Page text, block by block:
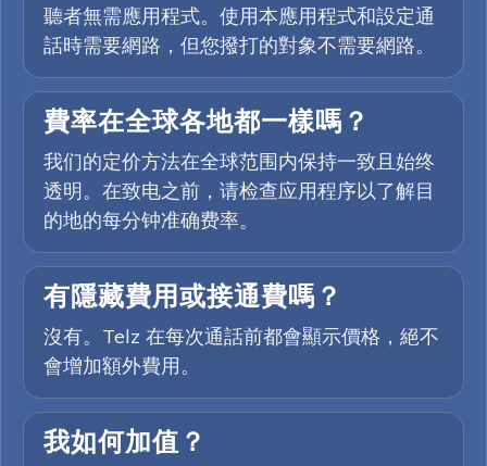
聽者無需應用程式。使用本應用程式和設定通
話時需要網路，但您撥打的對象不需要網路。
費率在全球各地都一樣嗎？
我们的定价方法在全球范围内保持一致且始终
透明。在致电之前，请检查应用程序以了解目
的地的每分钟准确费率。
有隱藏費用或接通費嗎？
沒有。Telz 在每次通話前都會顯示價格，絕不
會增加額外費用。
我如何加值？